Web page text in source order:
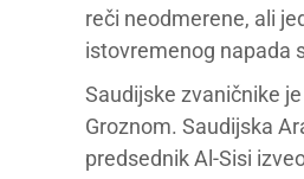
reči neodmerene, ali
istovremenog napada
Saudijske zvaničnike
Groznom. Saudijska
predsednik Al-Sisi